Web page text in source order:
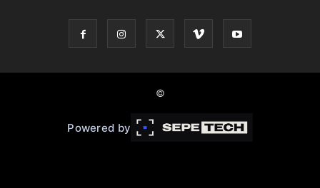
©
Powered by